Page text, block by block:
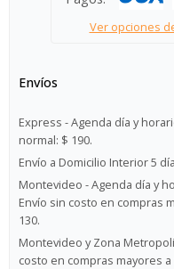
Ver opciones
Envíos
Express - Agenda día y
normal: $ 190.
Envío a Domicilio Interior 5
Montevideo - Agenda día y
Envío sin costo en compras
130.
Montevideo y Zona
costo en compras mayores